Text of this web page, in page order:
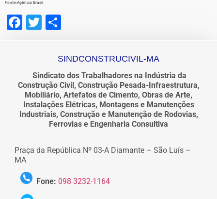
Fonte:Agência Brasil
Facebook
Twitter
SINDCONSTRUCIVIL-MA
Sindicato dos Trabalhadores na Indústria da
Construção Civil, Construção Pesada-Infraestrutura,
Mobiliário, Artefatos de Cimento, Obras de Arte,
Instalações Elétricas, Montagens e Manutenções
Industriais, Construção e Manutenção de Rodovias,
Ferrovias e Engenharia Consultiva
Praça da República Nº 03-A Diamante – São Luís –
MA
Fone: 098 3232-1164